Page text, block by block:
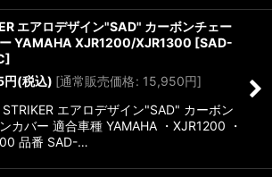
エアロデザイン"SAD" カーボンチェー
YAMAHA XJR1200/XJR1300 [SAD-
]
円(税込) [通常販売価格: 15,950円]
エアロデザイン"SAD" カーボン
カバー 適合車種 YAMAHA ・XJR1200 ・
品番 SAD-…